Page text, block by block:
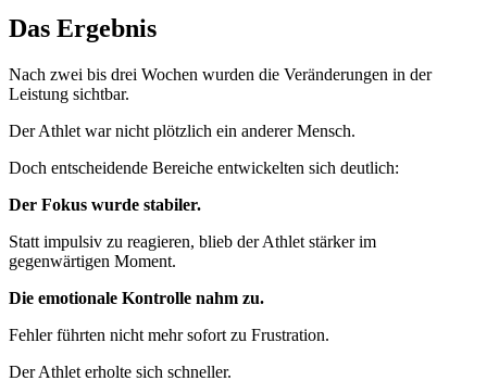
Das Ergebnis
Nach zwei bis drei Wochen wurden die Veränderungen in der
Leistung sichtbar.
Der Athlet war nicht plötzlich ein anderer Mensch.
Doch entscheidende Bereiche entwickelten sich deutlich:
Der Fokus wurde stabiler.
Statt impulsiv zu reagieren, blieb der Athlet stärker im
gegenwärtigen Moment.
Die emotionale Kontrolle nahm zu.
Fehler führten nicht mehr sofort zu Frustration.
Der Athlet erholte sich schneller.